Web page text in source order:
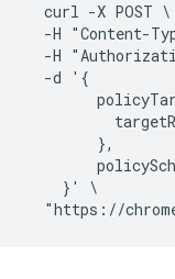
  curl -X POST \
-H "Content-
-H
  -d '{
        },
    }' \